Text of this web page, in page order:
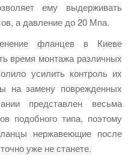
ему выдерживать
а давление до 20 Мпа.
фланцев в Киеве
время монтажа различных
усилить контроль их
на замену поврежденных
представлен весьма
подобного типа, поэтому
нержавеющие после
уже не станете.